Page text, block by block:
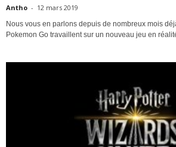
Antho - 12 mars 2019
Nous vous en parlons depuis de nombreux mois
Pokemon Go travaillent sur un nouveau jeu en